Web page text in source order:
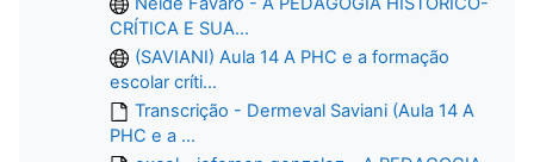
CRÍTICA E SUA...
(SAVIANI) Aula 14 A PHC e a formação
escolar críti...
Transcrição - Dermeval Saviani (Aula 14 A
PHC e a ...